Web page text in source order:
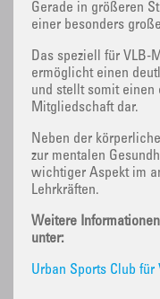
Gerade in größeren
einer besonders
Das speziell für VLB-
ermöglicht einen
und stellt somit einen
Mitgliedschaft dar.
Neben der
zur mentalen
wichtiger Aspekt im
Lehrkräften.
Weitere
unter:
Urban Sports Club